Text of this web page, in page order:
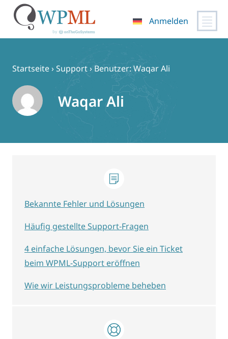
springen
Anmelden
Startseite›Support› Benutzer: Waqar Ali
Waqar Ali
Bekannte Fehler und Lösungen
Häufig gestellte Support-Fragen
4 einfache Lösungen, bevor Sie ein Ticket
beim WPML-Support eröffnen
Wie wir Leistungsprobleme beheben